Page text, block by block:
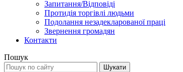
Запитання/Відповіді
Протидія торгівлі людьми
Подолання незадекларованої праці
Звернення громадян
Контакти
Пошук